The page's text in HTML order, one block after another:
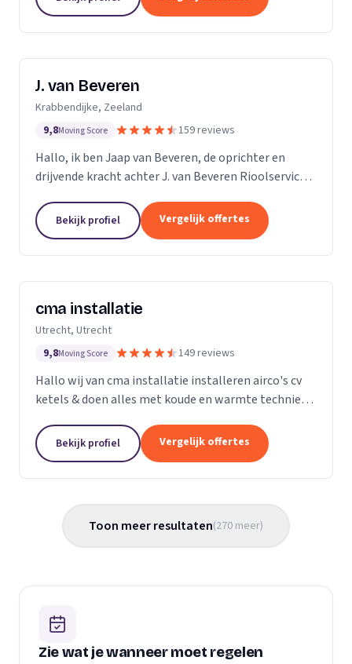
J. van Beveren
Krabbendijke, Zeeland
9,8Moving Score 159 reviews
Hallo, ik ben Jaap van Beveren, de oprichter en
drijvende kracht achter J. van Beveren Rioolservice.
ook een gepassioneerde piloot in mijn vrije tijd....
Bekijk profiel Vergelijk offertes
cma installatie
Utrecht, Utrecht
9,8Moving Score 149 reviews
Hallo wij van cma installatie installeren airco's cv
ketels & doen alles met koude en warmte techniek
werkzaamheden. U kunt gerust een kijkje nemen
op...
Bekijk profiel Vergelijk offertes
Toon meer resultaten(270 meer)
Zie wat je wanneer moet regelen